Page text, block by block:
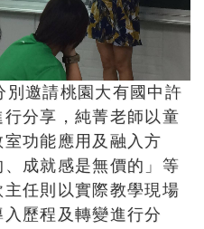
邀請桃園大有國中許
分享，純菁老師以童
功能應用及融入方
成就感是無價的」等
任則以實際教學現場
歷程及轉變進行分